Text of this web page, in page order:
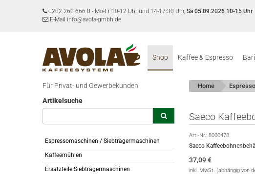
0202 260 666 0 - Mo-Fr 10-12 Uhr und 14-17:30 Uhr, Sa 05.09.2026 10-15 Uhr
E-Mail info@avola-gmbh.de
Shop Kaffee & Espresso
Für Privat- und Gewerbekunden
Artikelsuche
Espressomaschinen / Siebträgermaschinen
Kaffeemühlen
Ersatzteile Siebträgermaschinen
Home
Saeco
Art.-Nr.: 8000478
Saeco
37,09€
inkl. MwSt. (abhängig von